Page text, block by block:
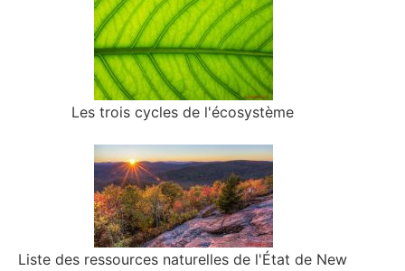
Les trois cycles de l'écosystème
Liste des ressources naturelles de l'État de New